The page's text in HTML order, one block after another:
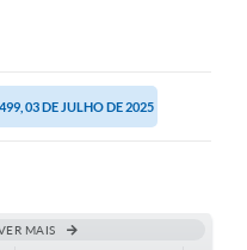
03 DE JULHO DE 2025
MAIS